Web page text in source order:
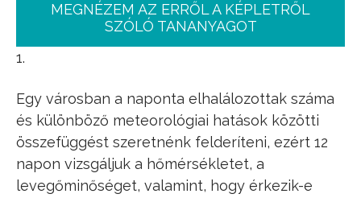
MEGNÉZEM AZ ERRŐL A KÉPLETRŐL
SZÓLÓ TANANYAGOT
1.
Egy városban a naponta elhalálozottak száma
és különböző meteorológiai hatások közötti
összefüggést szeretnénk felderíteni, ezért 12
napon vizsgáljuk a hőmérsékletet, a
levegőminőséget, valamint, hogy érkezik-e